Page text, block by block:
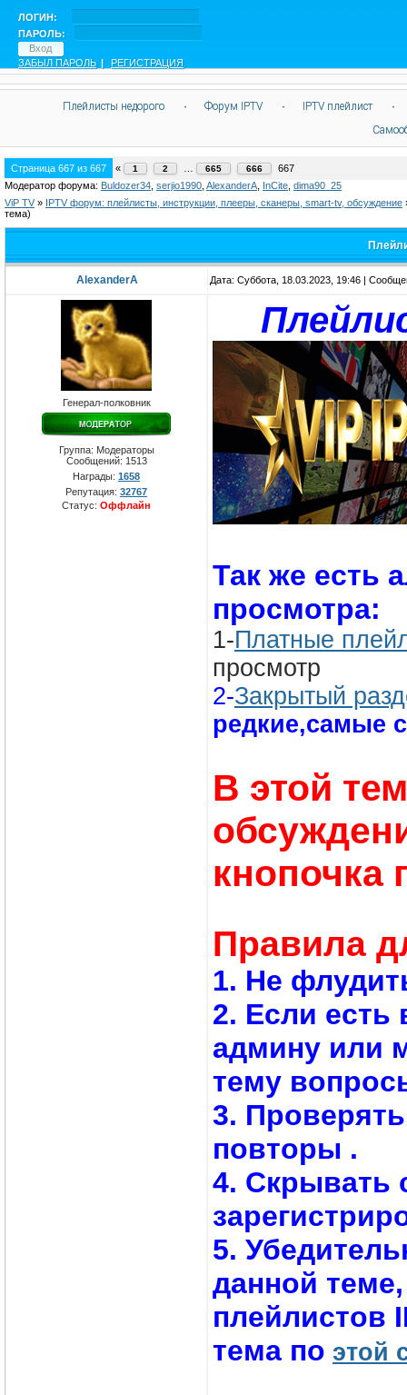
ЛОГИН:
ПАРОЛЬ:
ЗАБЫЛ ПАРОЛЬ | РЕГИСТРАЦИЯ
Плейлисты недорого · Форум IPTV · IPTV плейлист
·
Страница 667 из 667 « 1 2 665 666
667
Модератор форума: Buldozer34 serjio1990 AlexanderA InCite dima90_25
ViP TV » IPTV форум: плейлисты, инструкции, плееры, сканеры, smart-tv, обсуждение
тема)
AlexanderA Дата: Суббота, 18.03.2023, 19:46 |
Генерал-полковник
Группа: Модераторы
Сообщений: 1513
Награды: 1658
Репутация: 32767
Статус: Оффлайн
Так же есть
просмотра:
1-Платные
просмотр
2-Закрытый
редкие,самые
В этой
кнопочка
Правила
1. Не
2. Если есть
админу или
тему
3.
повторы .
4. Скрывать
5.
данной
плейлистов
тема по этой